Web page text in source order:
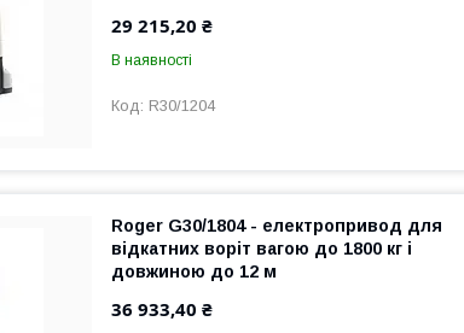
29 215,20 ₴
В наявності
R30/1204
Roger G30/1804 - електропривод для
відкатних воріт вагою до 1800 кг і
довжиною до 12 м
36 933,40 ₴